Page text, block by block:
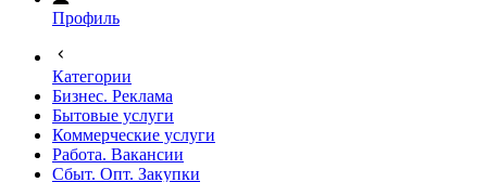
Профиль
Категории
Бизнес. Реклама
Бытовые услуги
Коммерческие услуги
Работа. Вакансии
Сбыт. Опт. Закупки